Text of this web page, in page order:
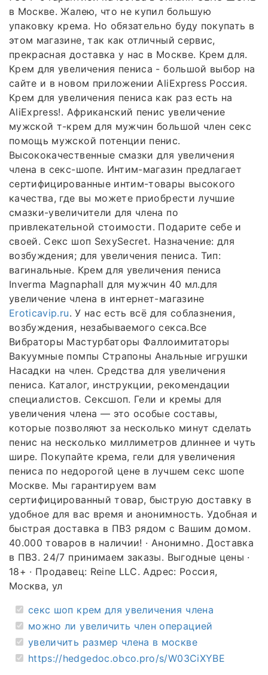
в Москве. Жалею, что не купил большую
упаковку крема. Но обязательно буду покупать в
этом магазине, так как отличный сервис,
прекрасная доставка у нас в Москве. Крем для.
Крем для увеличения пениса - большой выбор на
сайте и в новом приложении AliExpress Россия.
Крем для увеличения пениса как раз есть на
AliExpress!. Африканский пенис увеличение
мужской т-крем для мужчин большой член секс
помощь мужской потенции пенис.
Высококачественные смазки для увеличения
члена в секс-шопе. Интим-магазин предлагает
сертифицированные интим-товары высокого
качества, где вы можете приобрести лучшие
смазки-увеличители для члена по
привлекательной стоимости. Подарите себе и
своей. Секс шоп SexySecret. Назначение: для
возбуждения; для увеличения пениса. Тип:
вагинальные. Крем для увеличения пениса
Inverma Magnaphall для мужчин 40 мл.для
увеличение члена в интернет-магазине
Eroticavip.ru. У нас есть всё для соблазнения,
возбуждения, незабываемого секса.Все
Вибраторы Мастурбаторы Фаллоимитаторы
Вакуумные помпы Страпоны Анальные игрушки
Насадки на член. Средства для увеличения
пениса. Каталог, инструкции, рекомендации
специалистов. Сексшоп. Гели и кремы для
увеличения члена — это особые составы,
которые позволяют за несколько минут сделать
пенис на несколько миллиметров длиннее и чуть
шире. Покупайте крема, гели для увеличения
пениса по недорогой цене в лучшем секс шопе
Москве. Мы гарантируем вам
сертифицированный товар, быструю доставку в
удобное для вас время и анонимность. Удобная и
быстрая доставка в ПВЗ рядом с Вашим домом.
40.000 товаров в наличии! · Анонимно. Доставка
в ПВЗ. 24/7 принимаем заказы. Выгодные цены ·
18+ · Продавец: Reine LLC. Адрес: Россия,
Москва, ул
секс шоп крем для увеличения члена
можно ли увеличить член операцией
увеличить размер члена в москве
https://hedgedoc.obco.pro/s/W03CiXYBE